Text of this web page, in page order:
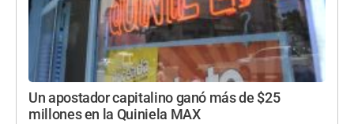
Un apostador capitalino ganó más de $25
millones en la Quiniela MAX